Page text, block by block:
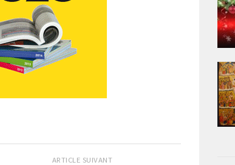
ARTICLE SUIVANT